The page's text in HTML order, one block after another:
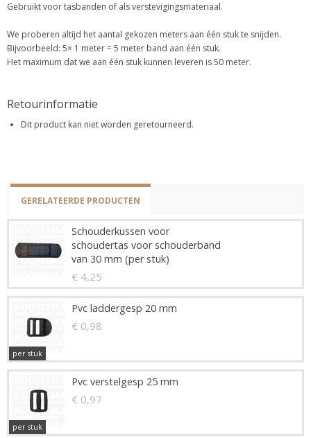
Gebruikt voor tasbanden of als verstevigingsmateriaal.
We proberen altijd het aantal gekozen meters aan één stuk te snijden.
Bijvoorbeeld: 5× 1 meter = 5 meter band aan één stuk.
Het maximum dat we aan één stuk kunnen leveren is 50 meter.
Retourinformatie
Dit product kan niet worden geretourneerd.
GERELATEERDE PRODUCTEN
Schouderkussen voor
schoudertas voor schouderband
van 30 mm (per stuk)
€ 4,25
Pvc laddergesp 20 mm
€ 0,98
per stuk
Pvc verstelgesp 25 mm
€ 0,97
per stuk